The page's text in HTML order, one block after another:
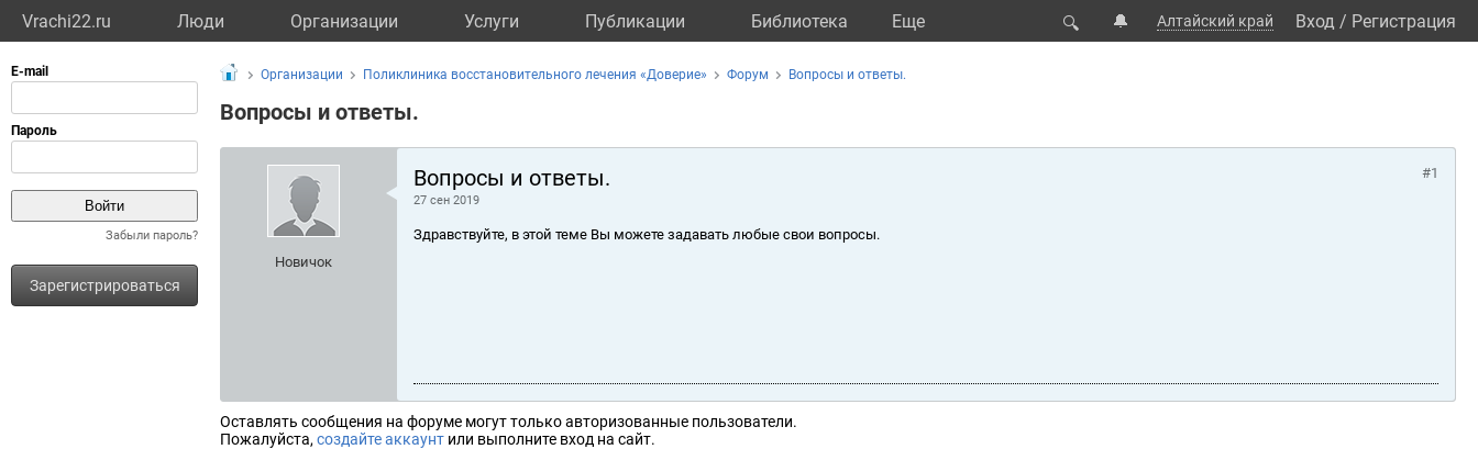
Vrachi22.ru Люди Организации Услуги Публикации Библиотека Eще 🔍 🔔 Алтайский край Вход / Регистрация
Забыли пароль?
Зарегистрироваться
Организации Поликлиника восстановительного лечения «Доверие» Форум Вопросы и ответы.
Вопросы и ответы.
Новичок
Вопросы и ответы.
27 сен 2019
#1
Здравствуйте, в этой теме Вы можете задавать любые свои вопросы.
Оставлять сообщения на форуме могут только авторизованные пользователи.
Пожалуйста, создайте аккаунт или выполните вход на сайт.